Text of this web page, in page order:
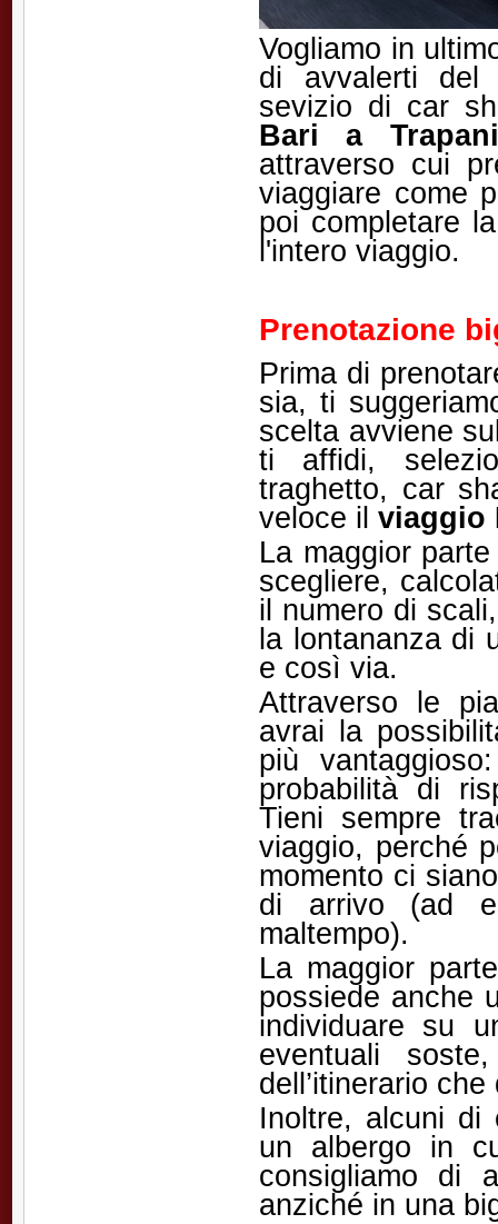
Vogliamo in
di avvalerti del
sevizio di car
Bari a Trapani
attraverso cui
viaggiare come
poi completare
l'intero viaggio.
Prenotazione
Prima di
sia, ti
scelta avviene
ti affidi,
traghetto, car
veloce il viaggio
La maggior
scegliere,
il numero di
la lontananza di
e così via.
Attraverso le
avrai la
più
probabilità di
Tieni sempre
viaggio, perché
momento ci
di arrivo (ad
maltempo).
La maggior
possiede anche
individuare su
eventuali
dell’itinerario
Inoltre, alcuni di
un albergo in
consigliamo di
anziché in una